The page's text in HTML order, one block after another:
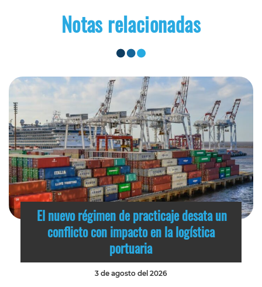
Notas relacionadas
El nuevo régimen de practicaje desata un
conflicto con impacto en la logística
portuaria
3 de agosto del 2026